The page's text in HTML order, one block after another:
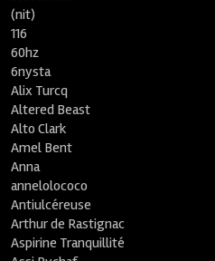
(nit)
116
60hz
6nysta
Alix Turcq
Altered Beast
Alto Clark
Amel Bent
Anna
annelolococo
Antiulcéreuse
Arthur de Rastignac
Aspirine Tranquillité